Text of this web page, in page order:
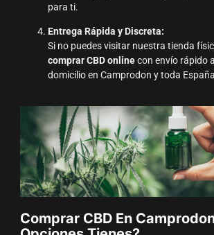
para ti.
Entrega Rápida y Discreta:
Si no puedes visitar nuestra tienda
comprar CBD onlinecon envío rápido
domicilio en Camprodon y toda
Comprar CBD En